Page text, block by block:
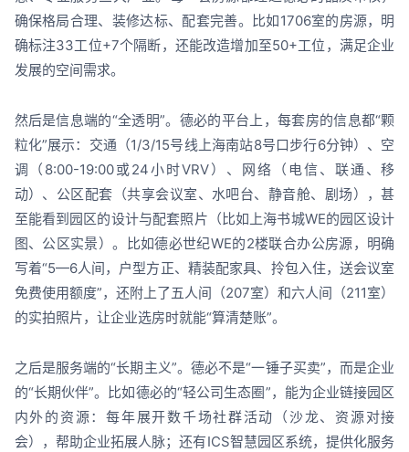
确保格局合理、装修达标、配套完善。比如1706室的房源，明
确标注33工位+7个隔断，还能改造增加至50+工位，满足企业
发展的空间需求。
然后是信息端的“全透明”。德必的平台上，每套房的信息都“颗
粒化”展示：交通（1/3/15号线上海南站8号口步行6分钟）、空
调（8:00-19:00或24小时VRV）、网络（电信、联通、移
动）、公区配套（共享会议室、水吧台、静音舱、剧场），甚
至能看到园区的设计与配套照片（比如上海书城WE的园区设计
图、公区实景）。比如德必世纪WE的2楼联合办公房源，明确
写着“5—6人间，户型方正、精装配家具、拎包入住，送会议室
免费使用额度”，还附上了五人间（207室）和六人间（211室）
的实拍照片，让企业选房时就能“算清楚账”。
之后是服务端的“长期主义”。德必不是“一锤子买卖”，而是企业
的“长期伙伴”。比如德必的“轻公司生态圈”，能为企业链接园区
内外的资源：每年展开数千场社群活动（沙龙、资源对接
会），帮助企业拓展人脉；还有ICS智慧园区系统，提供化服务